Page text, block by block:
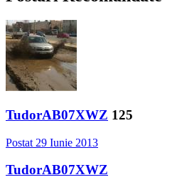
TudorAB07XWZ 125
Postat 29 Iunie 2013
TudorAB07XWZ